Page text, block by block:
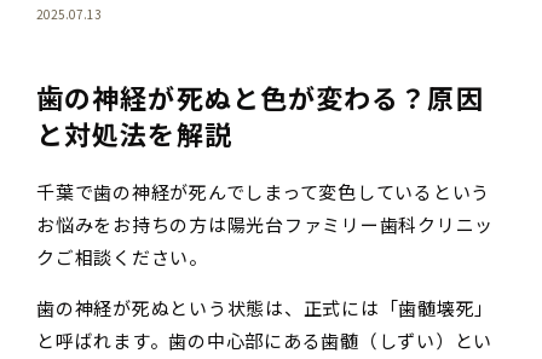
2025.07.13
歯の神経が死ぬと色が変わる？原因
と対処法を解説
千葉で歯の神経が死んでしまって変色しているという
お悩みをお持ちの方は陽光台ファミリー歯科クリニッ
クご相談ください。
歯の神経が死ぬという状態は、正式には「歯髄壊死」
と呼ばれます。歯の中心部にある歯髄（しずい）とい